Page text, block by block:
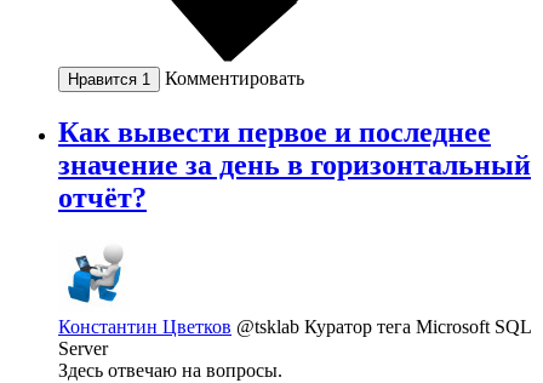
Нравится 1 Комментировать
Как вывести первое и последнее
значение за день в горизонтальный
отчёт?
Константин Цветков @tsklab Куратор тега Microsoft SQL
Server
Здесь отвечаю на вопросы.